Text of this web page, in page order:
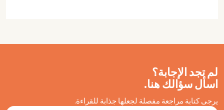
لم تجد الإجابة؟
اسأل سؤالك هنا.
يرجى كتابة مراجعة مفصلة لجعلها جذابة للقراءة.